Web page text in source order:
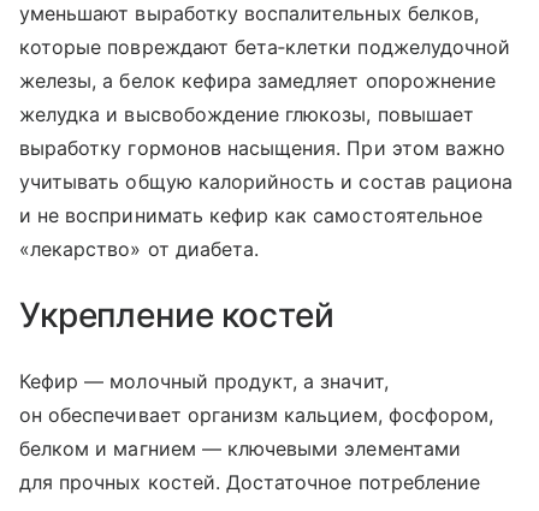
уменьшают выработку воспалительных белков,
которые повреждают бета‑клетки поджелудочной
железы, а белок кефира замедляет опорожнение
желудка и высвобождение глюкозы, повышает
выработку гормонов насыщения. При этом важно
учитывать общую калорийность и состав рациона
и не воспринимать кефир как самостоятельное
«лекарство» от диабета.
Укрепление костей
Кефир — молочный продукт, а значит,
он обеспечивает организм кальцием, фосфором,
белком и магнием — ключевыми элементами
для прочных костей. Достаточное потребление